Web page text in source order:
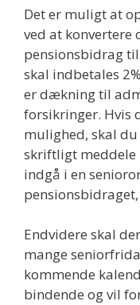
Det er muligt at
ved at konvertere
pensionsbidrag
skal indbetales
er dækning til
forsikringer. Hvis
mulighed, skal du
skriftligt meddele
indgå i en
Endvidere skal
mange
kommende
bindende og vil